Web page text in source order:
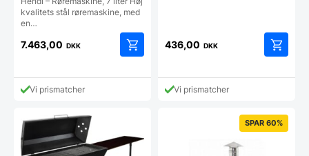
kvalitets stål røremaskine, med
en…
7.463,00 DKK
Vi prismatcher
436,00 DKK
Vi prismatcher
SPAR 60%